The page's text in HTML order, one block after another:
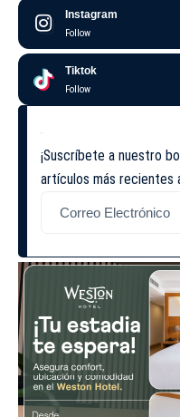
Instagram
Follow
Tiktok
Follow
¡Suscríbete a nuestro
artículos más recientes